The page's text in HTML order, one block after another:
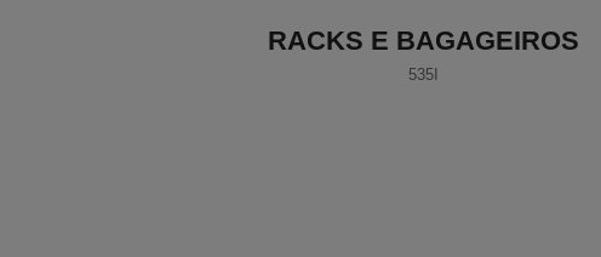
RACKS E BAGAGEIROS
535I